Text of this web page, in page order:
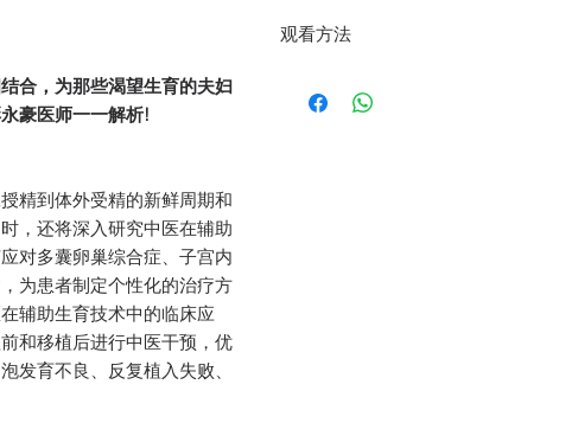
合，为那些渴望生育的夫妇
豪医师一一解析!
精到体外受精的新鲜周期和
，还将深入研究中医在辅助
对多囊卵巢综合症、子宫内
为患者制定个性化的治疗方
辅助生育技术中的临床应
和移植后进行中医干预，优
发育不良、反复植入失败、
观看方法
成功购买后，您在24小时内将收到视